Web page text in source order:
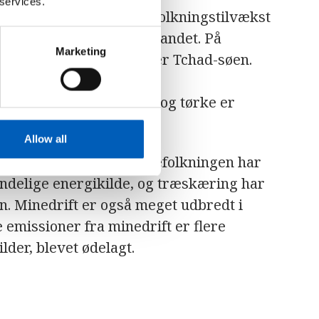
Marketing
Allow all
faldet på grund af befolkningstilvækst
er et stort problem i landet. På
og Cameroun ligger Tchad-søen.
mennesker i de
grund af overforbrug og tørke er
kun 20 procent af befolkningen har
energikilde, og træskæring har
Minedrift er også meget udbredt i
emissioner fra minedrift er flere
blevet ødelagt.